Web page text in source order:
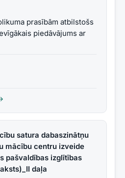
prasībām atbilstošs
piedāvājums ar
satura dabaszinātņu
mācību centru izveide
pašvaldības izglītības
daļa